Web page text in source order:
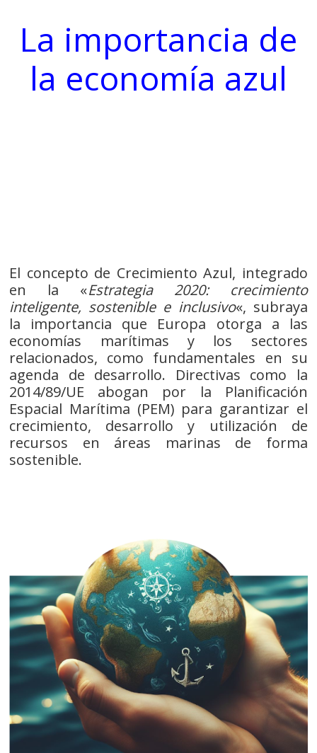
La importancia de
la economía azul
El concepto de Crecimiento Azul, integrado
en la «Estrategia 2020: crecimiento
inteligente, sostenible e inclusivo«, subraya
la importancia que Europa otorga a las
economías marítimas y los sectores
relacionados, como fundamentales en su
agenda de desarrollo. Directivas como la
2014/89/UE abogan por la Planificación
Espacial Marítima (PEM) para garantizar el
crecimiento, desarrollo y utilización de
recursos en áreas marinas de forma
sostenible.